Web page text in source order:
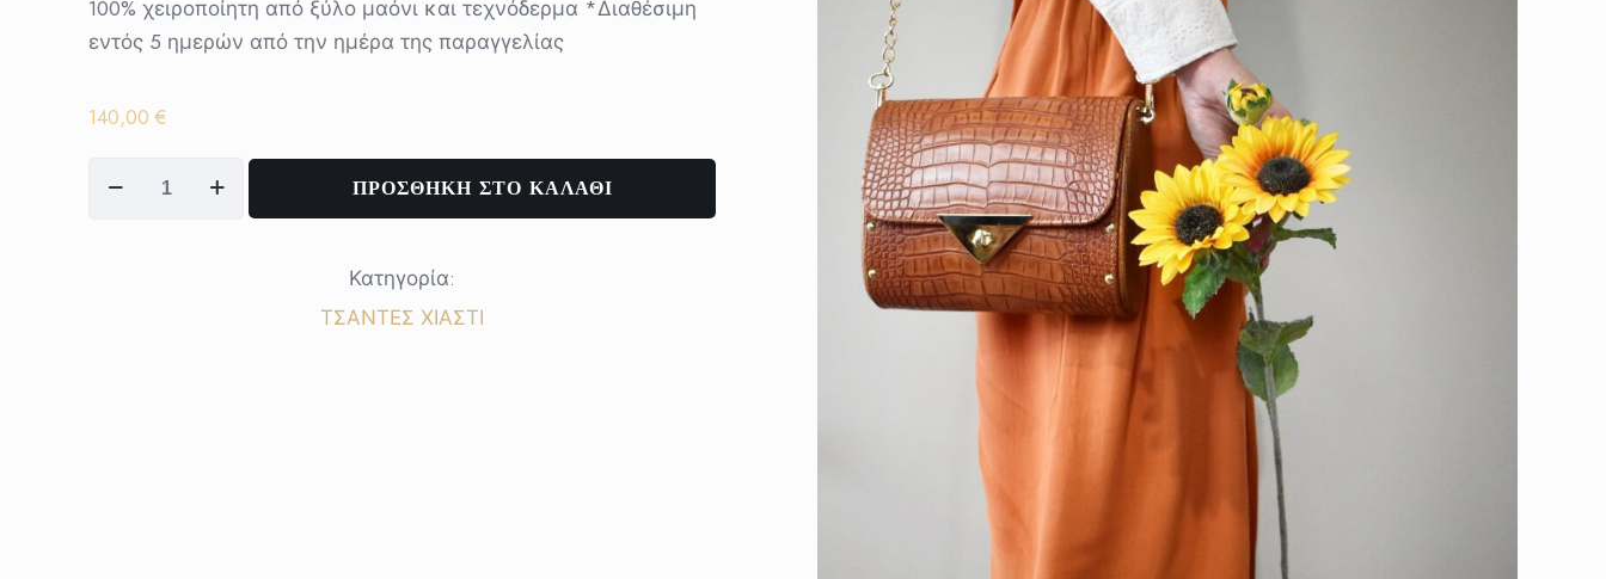
100% χειροποίητη από ξύλο μαόνι και τεχνόδερμα *Διαθέσιμη
εντός 5 ημερών από την ημέρα της παραγγελίας
140,00€
"FLOWER"
ΠΡΟΣΘΗΚΗ ΣΤΟ ΚΑΛΑΘΙ
Κατηγορία:
ΤΣΑΝΤΕΣ ΧΙΑΣΤΙ